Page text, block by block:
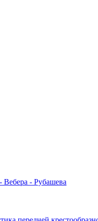
Вебера - Рубашева